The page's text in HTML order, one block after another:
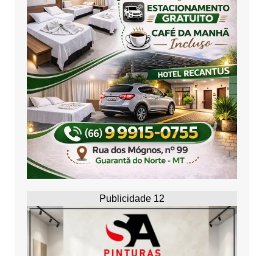
Publicidade 12